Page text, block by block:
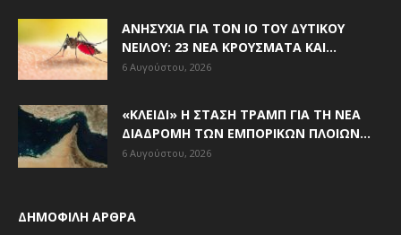
ΑΝΗΣΥΧΊΑ ΓΙΑ ΤΟΝ ΙΌ ΤΟΥ ΔΥΤΙΚΟΎ
ΝΕΊΛΟΥ: 23 ΝΈΑ ΚΡΟΎΣΜΑΤΑ ΚΑΙ...
6 Αυγούστου, 2026
«ΚΛΕΙΔΊ» Η ΣΤΆΣΗ ΤΡΑΜΠ ΓΙΑ ΤΗ ΝΈΑ
ΔΙΑΔΡΟΜΉ ΤΩΝ ΕΜΠΟΡΙΚΏΝ ΠΛΟΊΩΝ...
6 Αυγούστου, 2026
ΔΗΜΟΦΙΛΗ ΑΡΘΡΑ